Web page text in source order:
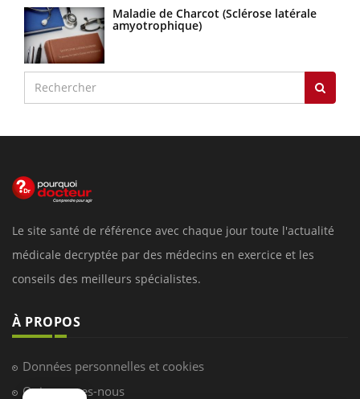
Maladie de Charcot (Sclérose latérale
amyotrophique)
Le site santé de référence avec chaque jour toute l'actualité
médicale decryptée par des médecins en exercice et les
conseils des meilleurs spécialistes.
À PROPOS
Données personnelles et cookies
Qui sommes-nous